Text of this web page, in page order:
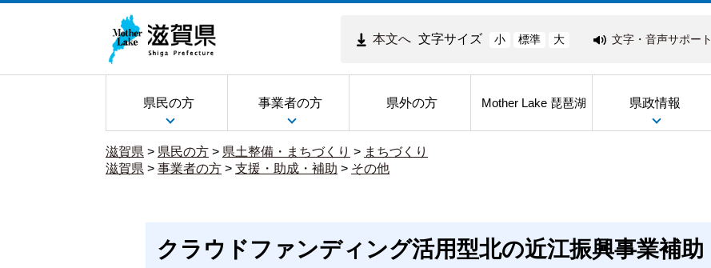
本文へ 文字サイズ 小 標準 大 文字・音声サポート
県民の方 事業者の方 県外の方 Mother Lake 琵琶湖 県政情報
滋賀県 > 県民の方 > 県土整備・まちづくり > まちづくり
滋賀県 > 事業者の方 > 支援・助成・補助 > その他
クラウドファンディング活用型北の近江振興事業補助